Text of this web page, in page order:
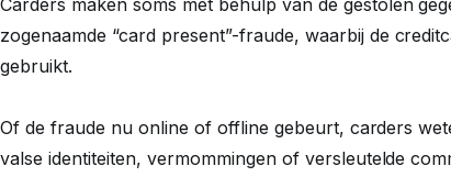
Carders maken soms met behulp van de gestolen
zogenaamde “card present”-fraude, waarbij de
gebruikt.
Of de fraude nu online of offline gebeurt, carders
valse identiteiten, vermommingen of versleutelde